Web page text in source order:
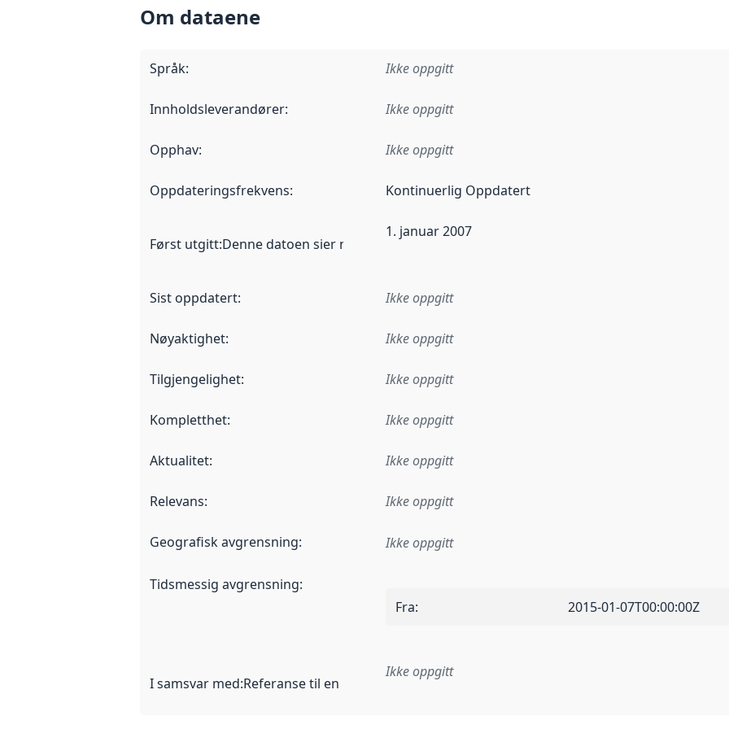
Om dataene
Språk: Ikke oppgitt
Innholdsleverandører: Ikke oppgitt
Opphav: Ikke oppgitt
Oppdateringsfrekvens: Kontinuerlig Oppdatert
Først utgitt:Denne datoen sier når dataene i dette datasettet første gang ble utgitt. Det kan
1. januar 2007
Sist oppdatert: Ikke oppgitt
Nøyaktighet: Ikke oppgitt
Tilgjengelighet: Ikke oppgitt
Kompletthet: Ikke oppgitt
Aktualitet: Ikke oppgitt
Relevans: Ikke oppgitt
Geografisk avgrensning: Ikke oppgitt
Tidsmessig avgrensning:
Fra: 2015-01-07T00:00:00Z
I samsvar med:Referanse til en implementasjonsregel eller annen spesifikasjon, som ligger
Ikke oppgitt